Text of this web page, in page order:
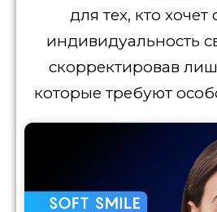
для тех, кто хочет
индивидуальность
скорректировав
которые требуют